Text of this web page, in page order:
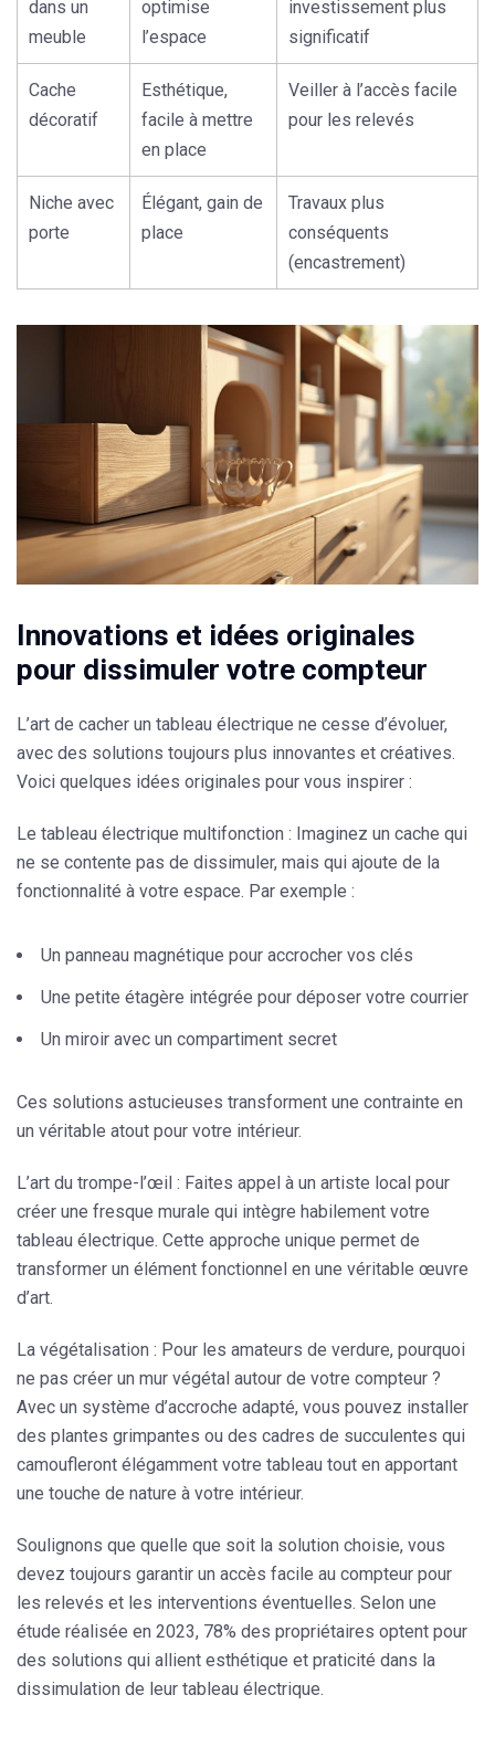
dans un
meuble
optimise
l’espace
investissement plus
significatif
Cache
décoratif
Esthétique,
facile à mettre
en place
Veiller à l’accès facile
pour les relevés
Niche avec
porte
Élégant, gain de
place
Travaux plus
conséquents
(encastrement)
Innovations et idées originales
pour dissimuler votre compteur
L’art de cacher un tableau électrique ne cesse d’évoluer,
avec des solutions toujours plus innovantes et créatives.
Voici quelques idées originales pour vous inspirer :
Le tableau électrique multifonction : Imaginez un cache qui
ne se contente pas de dissimuler, mais qui ajoute de la
fonctionnalité à votre espace. Par exemple :
Un panneau magnétique pour accrocher vos clés
Une petite étagère intégrée pour déposer votre courrier
Un miroir avec un compartiment secret
Ces solutions astucieuses transforment une contrainte en
un véritable atout pour votre intérieur.
L’art du trompe-l’œil : Faites appel à un artiste local pour
créer une fresque murale qui intègre habilement votre
tableau électrique. Cette approche unique permet de
transformer un élément fonctionnel en une véritable œuvre
d’art.
La végétalisation : Pour les amateurs de verdure, pourquoi
ne pas créer un mur végétal autour de votre compteur ?
Avec un système d’accroche adapté, vous pouvez installer
des plantes grimpantes ou des cadres de succulentes qui
camoufleront élégamment votre tableau tout en apportant
une touche de nature à votre intérieur.
Soulignons que quelle que soit la solution choisie, vous
devez toujours garantir un accès facile au compteur pour
les relevés et les interventions éventuelles. Selon une
étude réalisée en 2023, 78% des propriétaires optent pour
des solutions qui allient esthétique et praticité dans la
dissimulation de leur tableau électrique.